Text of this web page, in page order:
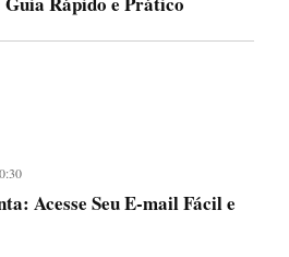
Acesse Seu E-mail Fácil e